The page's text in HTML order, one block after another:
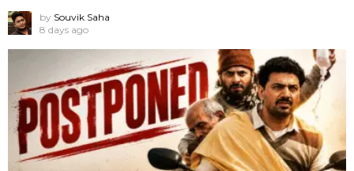
by Souvik Saha
8 days ago